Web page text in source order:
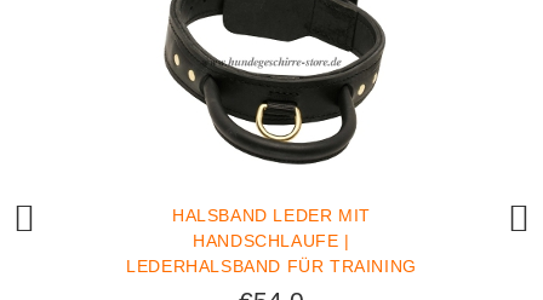
HALSBAND LEDER MIT
HANDSCHLAUFE |
LEDERHALSBAND FÜR TRAINING